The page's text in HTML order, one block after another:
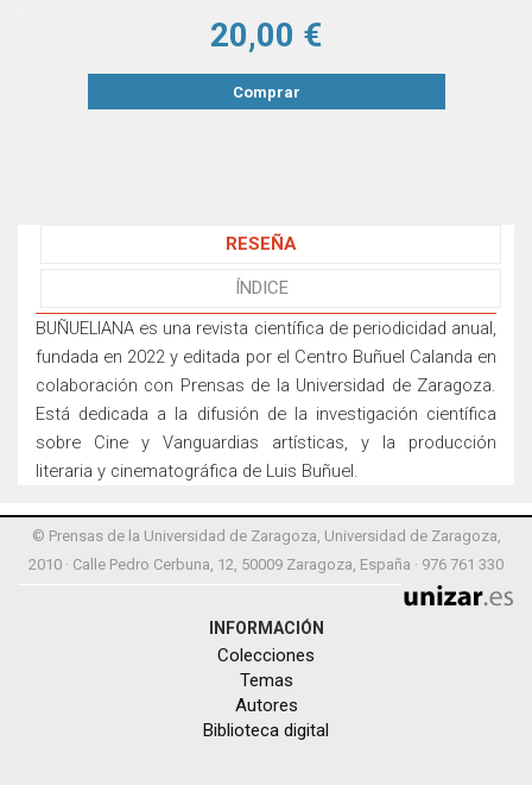
20,00 €
Comprar
RESEÑA
ÍNDICE
BUÑUELIANA es una revista científica de periodicidad anual,
fundada en 2022 y editada por el Centro Buñuel Calanda en
colaboración con Prensas de la Universidad de Zaragoza.
Está dedicada a la difusión de la investigación científica
sobre Cine y Vanguardias artísticas, y la producción
literaria y cinematográfica de Luis Buñuel.
© Prensas de la Universidad de Zaragoza, Universidad de Zaragoza,
2010 · Calle Pedro Cerbuna, 12, 50009 Zaragoza, España · 976 761 330
INFORMACIÓN
Colecciones
Temas
Autores
Biblioteca digital